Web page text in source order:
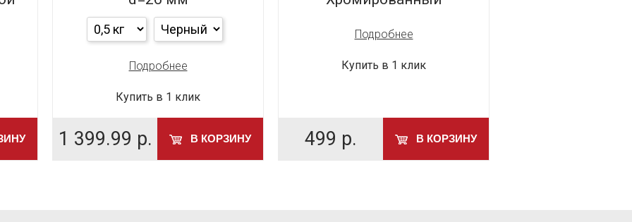
Подробнее
1 399.99 р. В КОРЗИНУ
Купить в 1 клик
Подробнее
499 р. В КОРЗИНУ
Купить в 1 клик